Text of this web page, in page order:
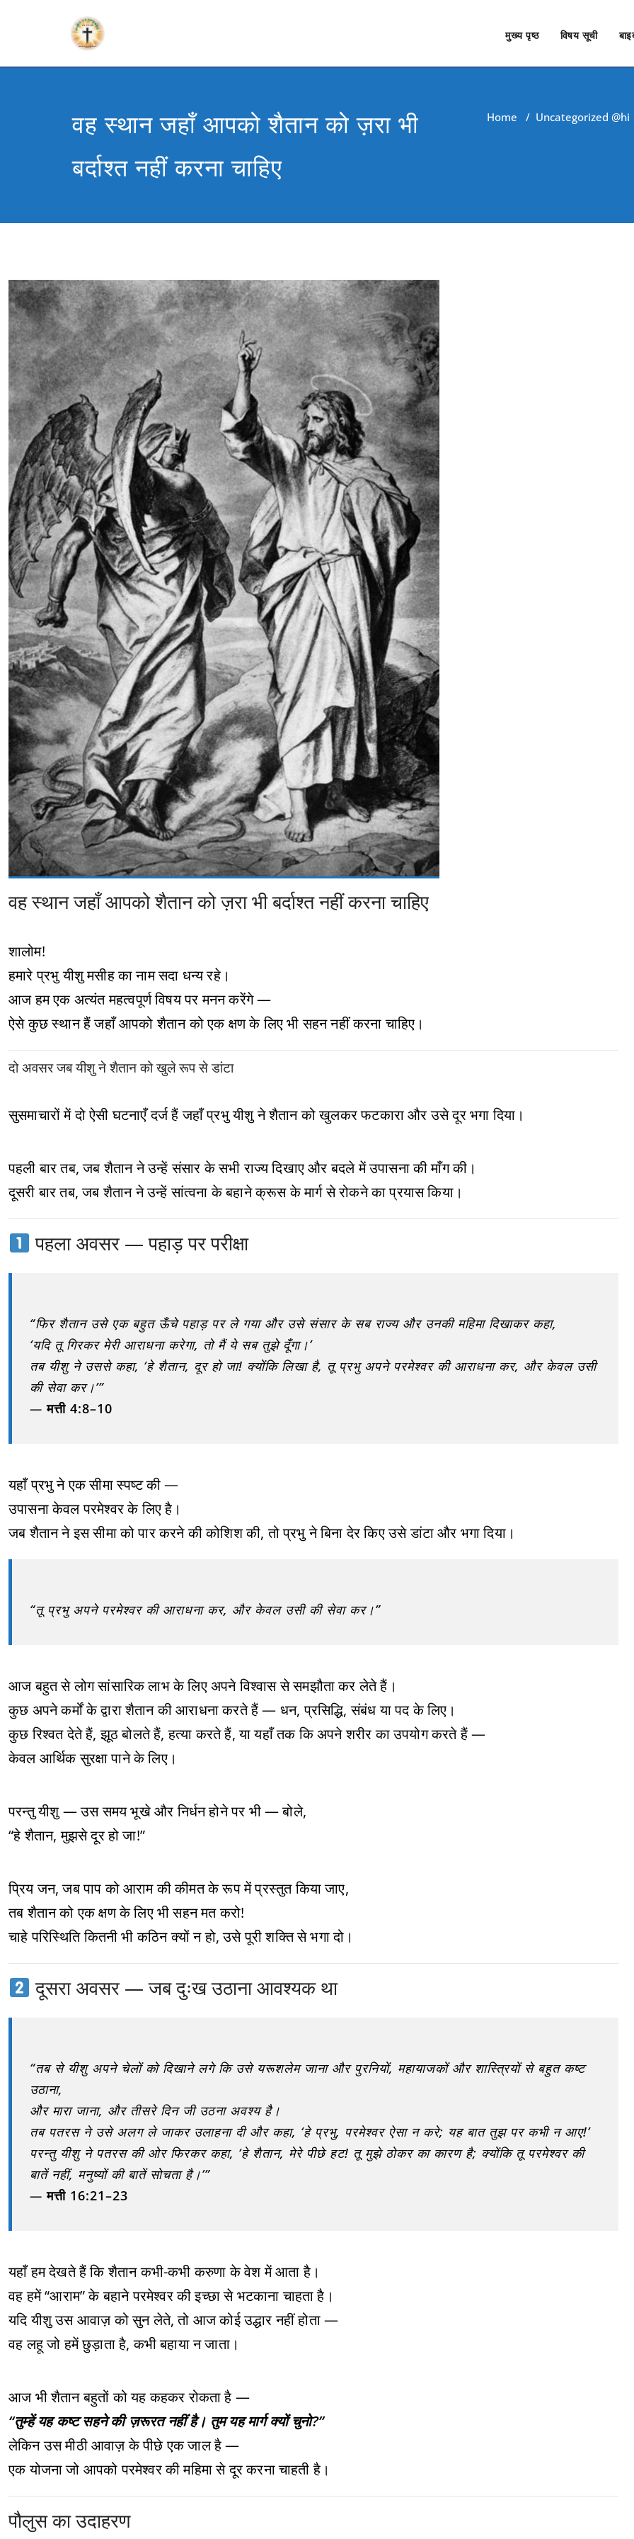
मुख्य पृष्ठ विषय सूची
वह स्थान जहाँ आपको शैतान को ज़रा भी
बर्दाश्त नहीं करना चाहिए
Home / Uncategorized @hi
वह स्थान जहाँ आपको शैतान को ज़रा भी बर्दाश्त नहीं करना चाहिए
शालोम!
हमारे प्रभु यीशु मसीह का नाम सदा धन्य रहे।
आज हम एक अत्यंत महत्वपूर्ण विषय पर मनन करेंगे —
ऐसे कुछ स्थान हैं जहाँ आपको शैतान को एक क्षण के लिए भी सहन नहीं करना चाहिए।
दो अवसर जब यीशु ने शैतान को खुले रूप से डांटा
सुसमाचारों में दो ऐसी घटनाएँ दर्ज हैं जहाँ प्रभु यीशु ने शैतान को खुलकर फटकारा और उसे दूर भगा दिया।
पहली बार तब, जब शैतान ने उन्हें संसार के सभी राज्य दिखाए और बदले में उपासना की माँग की।
दूसरी बार तब, जब शैतान ने उन्हें सांत्वना के बहाने क्रूस के मार्ग से रोकने का प्रयास किया।
पहला अवसर — पहाड़ पर परीक्षा
“फिर शैतान उसे एक बहुत ऊँचे पहाड़ पर ले गया और उसे संसार के सब राज्य और उनकी महिमा दिखाकर कहा,
‘यदि तू गिरकर मेरी आराधना करेगा, तो मैं ये सब तुझे दूँगा।’
तब यीशु ने उससे कहा, ‘हे शैतान, दूर हो जा! क्योंकि लिखा है, तू प्रभु अपने परमेश्वर की आराधना कर, और केवल उसी
की सेवा कर।’”
—मत्ती 4:8–10
यहाँ प्रभु ने एक सीमा स्पष्ट की —
उपासना केवल परमेश्वर के लिए है।
जब शैतान ने इस सीमा को पार करने की कोशिश की, तो प्रभु ने बिना देर किए उसे डांटा और भगा दिया।
“तू प्रभु अपने परमेश्वर की आराधना कर, और केवल उसी की सेवा कर।”
आज बहुत से लोग सांसारिक लाभ के लिए अपने विश्वास से समझौता कर लेते हैं।
कुछ अपने कर्मों के द्वारा शैतान की आराधना करते हैं — धन, प्रसिद्धि, संबंध या पद के लिए।
कुछ रिश्वत देते हैं, झूठ बोलते हैं, हत्या करते हैं, या यहाँ तक कि अपने शरीर का उपयोग करते हैं —
केवल आर्थिक सुरक्षा पाने के लिए।
परन्तु यीशु — उस समय भूखे और निर्धन होने पर भी — बोले,
“हे शैतान, मुझसे दूर हो जा!”
प्रिय जन, जब पाप को आराम की कीमत के रूप में प्रस्तुत किया जाए,
तब शैतान को एक क्षण के लिए भी सहन मत करो!
चाहे परिस्थिति कितनी भी कठिन क्यों न हो, उसे पूरी शक्ति से भगा दो।
दूसरा अवसर — जब दुःख उठाना आवश्यक था
“तब से यीशु अपने चेलों को दिखाने लगे कि उसे यरूशलेम जाना और पुरनियों, महायाजकों और शास्त्रियों से बहुत कष्ट
उठाना,
और मारा जाना, और तीसरे दिन जी उठना अवश्य है।
तब पतरस ने उसे अलग ले जाकर उलाहना दी और कहा, ‘हे प्रभु, परमेश्वर ऐसा न करे; यह बात तुझ पर कभी न आए!’
परन्तु यीशु ने पतरस की ओर फिरकर कहा, ‘हे शैतान, मेरे पीछे हट! तू मुझे ठोकर का कारण है; क्योंकि तू परमेश्वर की
बातें नहीं, मनुष्यों की बातें सोचता है।’”
—मत्ती 16:21–23
यहाँ हम देखते हैं कि शैतान कभी-कभी करुणा के वेश में आता है।
वह हमें “आराम” के बहाने परमेश्वर की इच्छा से भटकाना चाहता है।
यदि यीशु उस आवाज़ को सुन लेते, तो आज कोई उद्धार नहीं होता —
वह लहू जो हमें छुड़ाता है, कभी बहाया न जाता।
आज भी शैतान बहुतों को यह कहकर रोकता है —
“तुम्हें यह कष्ट सहने की ज़रूरत नहीं है। तुम यह मार्ग क्यों चुनो?”
लेकिन उस मीठी आवाज़ के पीछे एक जाल है —
एक योजना जो आपको परमेश्वर की महिमा से दूर करना चाहती है।
पौलुस का उदाहरण